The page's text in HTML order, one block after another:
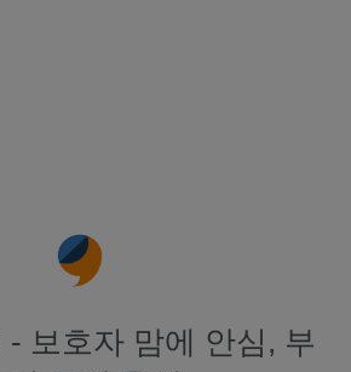
- 보호자 맘에 안심, 부